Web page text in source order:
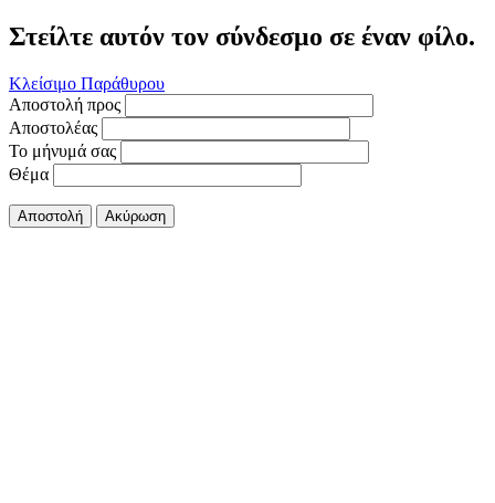
Στείλτε αυτόν τον σύνδεσμο σε έναν φίλο.
Κλείσιμο Παράθυρου
Αποστολή προς
Αποστολέας
Το μήνυμά σας
Θέμα
Αποστολή Ακύρωση